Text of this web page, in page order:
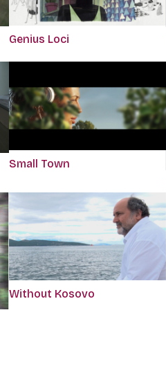
Genius Loci
Small Town
Without Kosovo